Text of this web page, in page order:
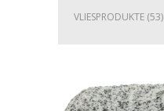
VLIESPRODUKTE (53)